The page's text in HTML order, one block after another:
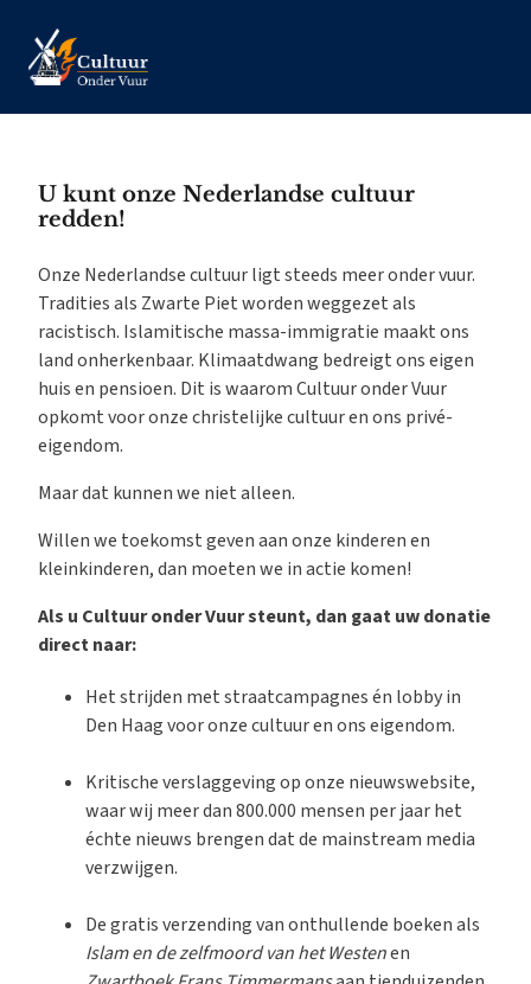
U kunt onze Nederlandse cultuur
redden!
Onze Nederlandse cultuur ligt steeds meer onder vuur.
Tradities als Zwarte Piet worden weggezet als
racistisch. Islamitische massa-immigratie maakt ons
land onherkenbaar. Klimaatdwang bedreigt ons eigen
huis en pensioen. Dit is waarom Cultuur onder Vuur
opkomt voor onze christelijke cultuur en ons privé-
eigendom.
Maar dat kunnen we niet alleen.
Willen we toekomst geven aan onze kinderen en
kleinkinderen, dan moeten we in actie komen!
Als u Cultuur onder Vuur steunt, dan gaat uw donatie
direct naar:
Het strijden met straatcampagnes én lobby in
Den Haag voor onze cultuur en ons eigendom.
Kritische verslaggeving op onze nieuwswebsite,
waar wij meer dan 800.000 mensen per jaar het
échte nieuws brengen dat de mainstream media
verzwijgen.
De gratis verzending van onthullende boeken als
Islam en de zelfmoord van het Westenen